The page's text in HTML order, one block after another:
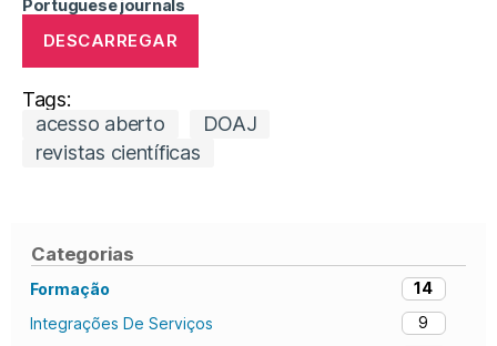
Categorias
Formação
14
Integrações De Serviços
9
Portuguese journals
DESCARREGAR
Tags:
acesso aberto
DOAJ
revistas científicas